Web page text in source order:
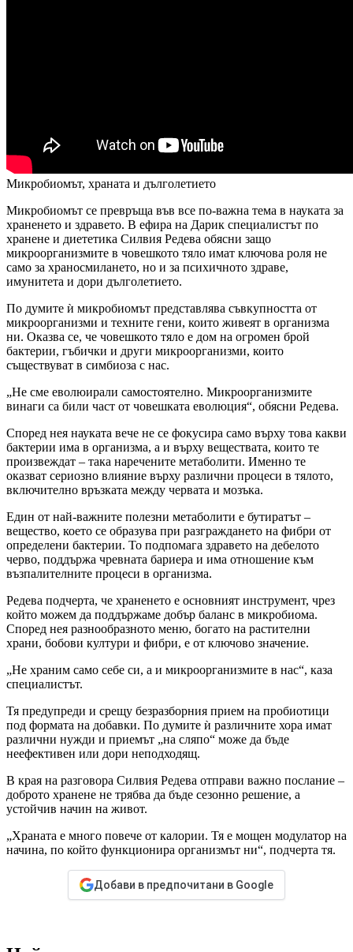
Микробиомът, храната и дълголетието
Микробиомът се превръща във все по-важна тема в науката за
храненето и здравето. В ефира на Дарик специалистът по
хранене и диететика Силвия Редева обясни защо
микроорганизмите в човешкото тяло имат ключова роля не
само за храносмилането, но и за психичното здраве,
имунитета и дори дълголетието.
По думите ѝ микробиомът представлява съвкупността от
микроорганизми и техните гени, които живеят в организма
ни. Оказва се, че човешкото тяло е дом на огромен брой
бактерии, гъбички и други микроорганизми, които
съществуват в симбиоза с нас.
„Не сме еволюирали самостоятелно. Микроорганизмите
винаги са били част от човешката еволюция“, обясни Редева.
Според нея науката вече не се фокусира само върху това какви
бактерии има в организма, а и върху веществата, които те
произвеждат – така наречените метаболити. Именно те
оказват сериозно влияние върху различни процеси в тялото,
включително връзката между червата и мозъка.
Един от най-важните полезни метаболити е бутиратът –
вещество, което се образува при разграждането на фибри от
определени бактерии. То подпомага здравето на дебелото
черво, поддържа чревната бариера и има отношение към
възпалителните процеси в организма.
Редева подчерта, че храненето е основният инструмент, чрез
който можем да поддържаме добър баланс в микробиома.
Според нея разнообразното меню, богато на растителни
храни, бобови култури и фибри, е от ключово значение.
„Не храним само себе си, а и микроорганизмите в нас“, каза
специалистът.
Тя предупреди и срещу безразборния прием на пробиотици
под формата на добавки. По думите ѝ различните хора имат
различни нужди и приемът „на сляпо“ може да бъде
неефективен или дори неподходящ.
В края на разговора Силвия Редева отправи важно послание –
доброто хранене не трябва да бъде сезонно решение, а
устойчив начин на живот.
„Храната е много повече от калории. Тя е мощен модулатор на
начина, по който функционира организмът ни“, подчерта тя.
Добави в предпочитани в Google